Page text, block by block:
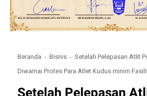
Beranda Bisnis
Setelah Pelepasan Atlit
Diwarnai Protes Para Atlet Kudus minim
Setelah Pelepasan